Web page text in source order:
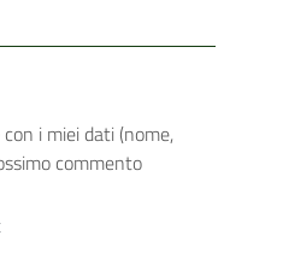
i miei dati (nome,
commento